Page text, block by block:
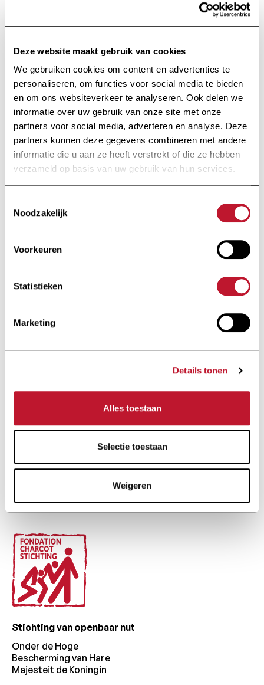
Deze website maakt gebruik van cookies
We gebruiken cookies om content en advertenties te
personaliseren, om functies voor social media te bieden
en om ons websiteverkeer te analyseren. Ook delen we
informatie over uw gebruik van onze site met onze
partners voor social media, adverteren en analyse. Deze
partners kunnen deze gegevens combineren met andere
informatie die u aan ze heeft verstrekt of die ze hebben
verzameld op basis van uw gebruik van hun services.
Noodzakelijk
Voorkeuren
Statistieken
Marketing
Details tonen
Alles toestaan
Selectie toestaan
Weigeren
of LXR-based therapeutic
strategies aimed at dampening
neuroinflammation.
Keywords:
Autoimmunity;
Cholesterol metabolism;
Immunometabolism; Liver X
receptors; Multiple sclerosis.
Bekijk de publicatie
Op de hoogte
onderzoek en nieuws van de Charcot Stichting
Ik schrijf me in
Door op "Ik schrijf me in" te klikken, aanvaardt u ons
privacybeleid.
Stichting van openbaar nut
Onder de Hoge
Bescherming van Hare
Majesteit de Koningin